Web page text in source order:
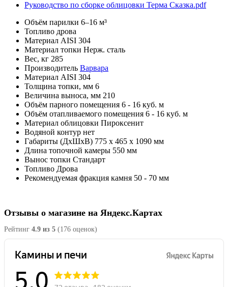
Руководство по сборке облицовки Терма Сказка.pdf
Объём парилки 6–16 м³
Топливо дрова
Материал AISI 304
Материал топки Нерж. сталь
Вес, кг 285
Производитель Варвара
Материал AISI 304
Толщина топки, мм 6
Величина выноса, мм 210
Объём парного помещения 6 - 16 куб. м
Объём отапливаемого помещения 6 - 16 куб. м
Материал облицовки Пироксенит
Водяной контур нет
Габариты (ДхШхВ) 775 х 465 х 1090 мм
Длина топочной камеры 550 мм
Вынос топки Стандарт
Топливо Дрова
Рекомендуемая фракция камня 50 - 70 мм
Отзывы о магазине на Яндекс.Картах
Рейтинг 4.9 из 5 (176 оценок)